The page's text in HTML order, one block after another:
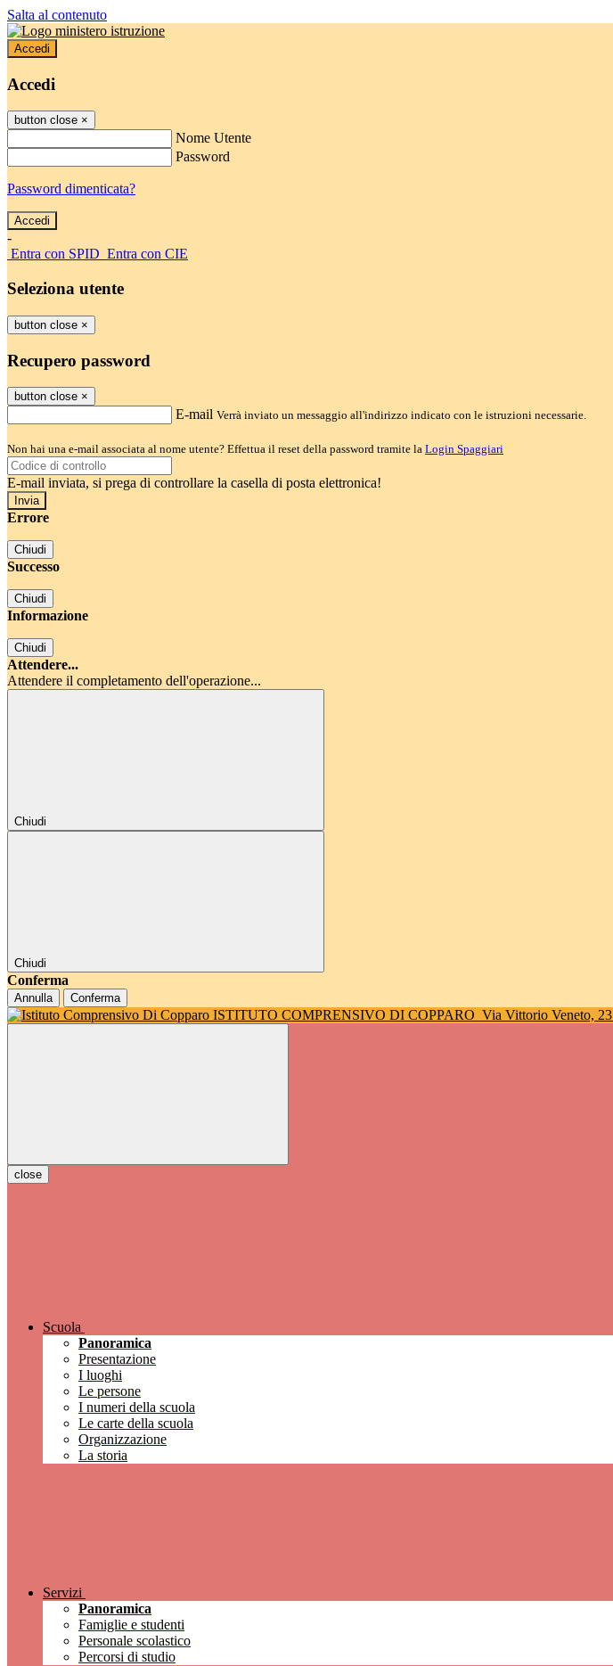
Salta al contenuto
Accedi
Accedi
button close ×
Nome Utente
Password
Password dimenticata?
-
Entra con SPID Entra con CIE
Seleziona utente
button close ×
Recupero password
button close ×
E-mail Verrà inviato un messaggio all'indirizzo indicato con le istruzioni necessarie.
Non hai una e-mail associata al nome utente? Effettua il reset della password tramite la Login Spaggiari
E-mail inviata, si prega di controllare la casella di posta elettronica!
Errore
Chiudi
Successo
Chiudi
Informazione
Chiudi
Attendere...
Attendere il completamento dell'operazione...
Chiudi
Chiudi
Conferma
Annulla Conferma
ISTITUTO COMPRENSIVO DI COPPARO Via Vittorio Veneto, 23
close
Scuola
Panoramica
Presentazione
I luoghi
Le persone
I numeri della scuola
Le carte della scuola
Organizzazione
La storia
Servizi
Panoramica
Famiglie e studenti
Personale scolastico
Percorsi di studio